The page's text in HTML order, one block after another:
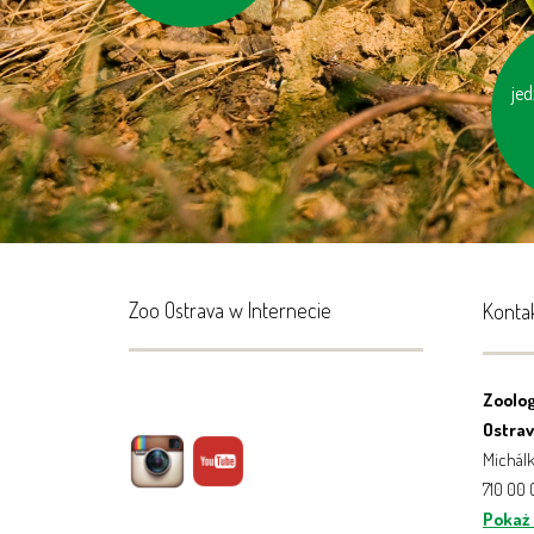
Zoo Ostrava w Internecie
710 00